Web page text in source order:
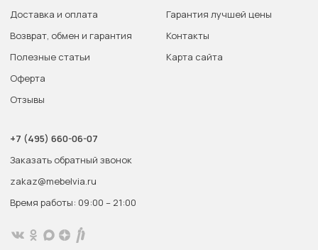
Доставка и оплата
Возврат, обмен и гарантия
Полезные статьи
Оферта
Отзывы
Гарантия лучшей цены
Контакты
Карта сайта
+7 (495) 660-06-07
Заказать обратный звонок
zakaz@mebelvia.ru
Время работы: 09:00 – 21:00